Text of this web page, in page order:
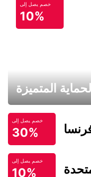
خصم يصل إلى
10%
المتميزة
خصم يصل إلى
30%
خصم يصل إلى
10%